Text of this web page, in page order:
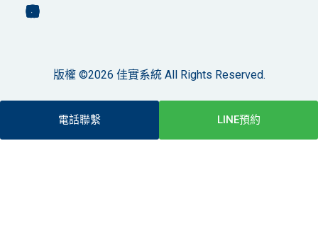
版權 ©2026 佳實系統 All Rights Reserved.
電話聯繫 LINE預約